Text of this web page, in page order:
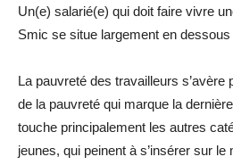
Un(e) salarié(e) qui doit faire vivre
Smic se situe largement en
La pauvreté des travailleurs s’avère
de la pauvreté qui marque la
touche principalement les autres
jeunes, qui peinent à s’insérer sur